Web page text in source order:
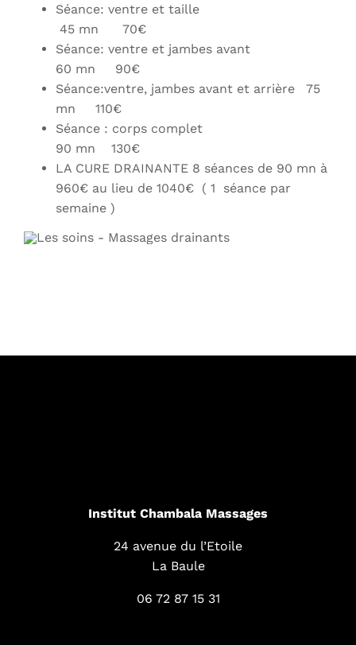
Séance: ventre et taille
45 mn 70€
Séance: ventre et jambes avant
60 mn 90€
Séance:ventre, jambes avant et arrière 75
mn 110€
Séance : corps complet
90 mn 130€
LA CURE DRAINANTE 8 séances de 90 mn à
960€ au lieu de 1040€ ( 1 séance par
semaine )
Institut Chambala Massages
24 avenue du l’Etoile
La Baule
06 72 87 15 31